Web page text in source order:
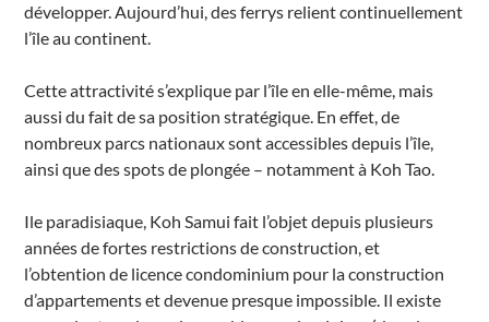
développer. Aujourd’hui, des ferrys relient continuellement
l’île au continent.
Cette attractivité s’explique par l’île en elle-même, mais
aussi du fait de sa position stratégique. En effet, de
nombreux parcs nationaux sont accessibles depuis l’île,
ainsi que des spots de plongée – notamment à Koh Tao.
Ile paradisiaque, Koh Samui fait l’objet depuis plusieurs
années de fortes restrictions de construction, et
l’obtention de licence condominium pour la construction
d’appartements et devenue presque impossible. Il existe